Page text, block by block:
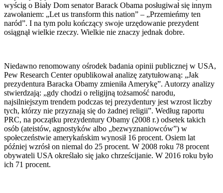
wyścig o Biały Dom senator Barack Obama posługiwał się innym
zawołaniem: „Let us transform this nation” – „Przemieńmy ten
naród”. I na tym polu kończący swoje urzędowanie prezydent
osiągnął wielkie rzeczy. Wielkie nie znaczy jednak dobre.
Niedawno renomowany ośrodek badania opinii publicznej w USA,
Pew Research Center opublikował analizę zatytułowaną: „Jak
prezydentura Baracka Obamy zmieniła Amerykę”. Autorzy analizy
stwierdzają: „gdy chodzi o religijną tożsamość narodu,
najsilniejszym trendem podczas tej prezydentury jest wzrost liczby
tych, którzy nie przyznają się do żadnej religii”. Według raportu
PRC, na początku prezydentury Obamy (2008 r.) odsetek takich
osób (ateistów, agnostyków albo „bezwyznaniowców”) w
społeczeństwie amerykańskim wynosił 16 procent. Osiem lat
później wzrósł on niemal do 25 procent. W 2008 roku 78 procent
obywateli USA określało się jako chrześcijanie. W 2016 roku było
ich 71 procent.